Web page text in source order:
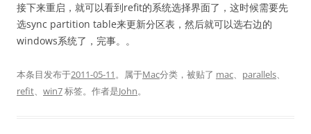
接下来重启，就可以看到refit的系统选择界面了，这时候需要先
选sync partition table来更新分区表，然后就可以选右边的
windows系统了，完事。。
本条目发布于2011-05-11。属于Mac分类，被贴了 mac、 parallels、
refit、 win7标签。 作者是John。